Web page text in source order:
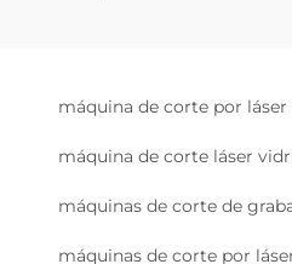
máquina de corte por láser
máquina de corte láser
máquinas de corte de
máquinas de corte por